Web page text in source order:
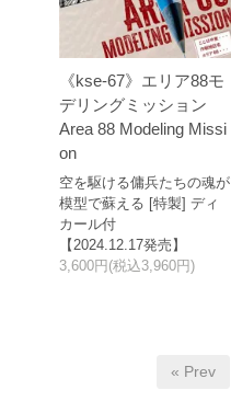
《kse-67》エリア88モ
デリングミッション
Area 88 Modeling Missi
on
空を駆ける傭兵たちの魂が
模型で蘇える [特製] ディ
カール付
【2024.12.17発売】
3,600円(税込3,960円)
« Prev